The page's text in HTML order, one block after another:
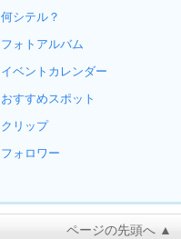
何シテル？
フォトアルバム
イベントカレンダー
おすすめスポット
クリップ
フォロワー
ページの先頭へ ▲